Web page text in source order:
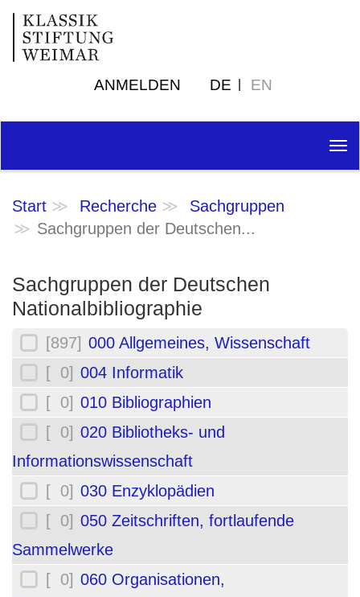
ANMELDEN DE EN
Start Recherche
Sachgruppen
Sachgruppen der Deutschen...
Sachgruppen der Deutschen
Nationalbibliographie
[897] 000 Allgemeines, Wissenschaft
[ 0] 004 Informatik
[ 0] 010 Bibliographien
[ 0] 020 Bibliotheks- und
Informationswissenschaft
[ 0] 030 Enzyklopädien
[ 0] 050 Zeitschriften, fortlaufende
Sammelwerke
[ 0] 060 Organisationen,